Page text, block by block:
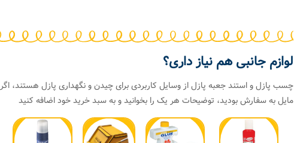
لوازم جانبی هم نیاز داری؟
چسب پازل و استند جعبه پازل از وسایل کاربردی برای چیدن و نگهداری پازل هستند، اگر
مایل به سفارش بودید، توضیحات هر یک را بخوانید و به سبد خرید خود اضافه کنید